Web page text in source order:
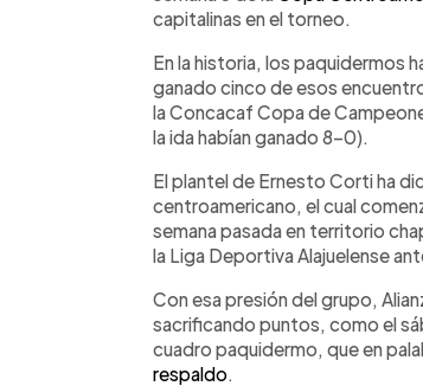
capitalinas en el torneo.
En la historia, los paquidermos
ganado cinco de esos
la Concacaf Copa de
la ida habían ganado 8-0).
El plantel de Ernesto Corti ha
centroamericano, el cual
semana pasada en territorio
la Liga Deportiva Alajuelense
Con esa presión del grupo,
sacrificando puntos, como el
cuadro paquidermo, que en
respaldo